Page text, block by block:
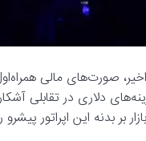
صورت‌های مالی
دلاری در تقابلی
بر بدنه این اپراتور